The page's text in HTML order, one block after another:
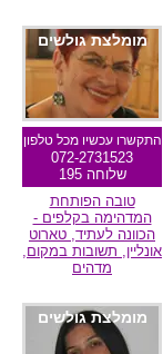
מומלצת גולשים
התקשרו עכשיו מכל טלפון
072-2731523
שלוחה 195
טובה הפותחת
המדהימה בקלפים -
הכוונה לעתיד, טארוט
אונליין, תשובות במקום,
מדהים
מומלצת גולשים